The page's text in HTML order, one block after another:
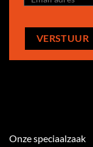
Onze speciaalzaak